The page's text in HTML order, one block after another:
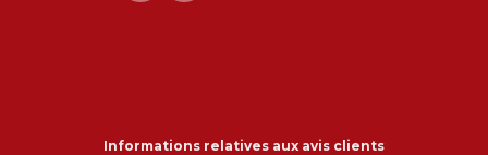
Informations relatives aux avis clients